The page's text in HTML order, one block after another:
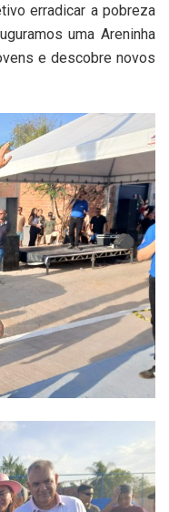
erradicar a pobreza
uma Areninha
e descobre novos